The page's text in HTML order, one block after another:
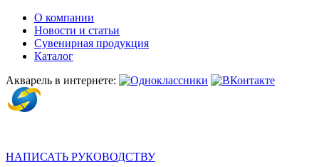
О компании
Новости и статьи
Сувенирная продукция
Каталог
Акварель в интернете:
НАПИСАТЬ РУКОВОДСТВУ